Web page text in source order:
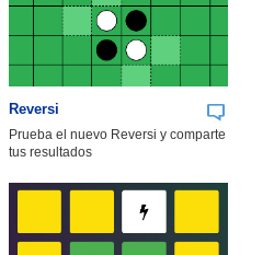
Reversi
Prueba el nuevo Reversi y comparte
tus resultados